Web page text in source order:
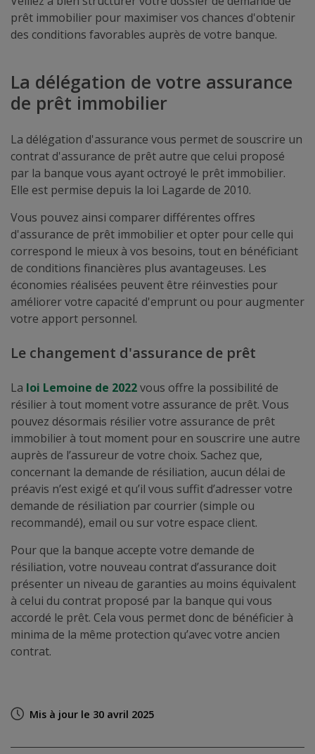
prêt immobilier pour maximiser vos chances d'obtenir
des conditions favorables auprès de votre banque.
La délégation de votre assurance
de prêt immobilier
La délégation d'assurance vous permet de souscrire un
contrat d'assurance de prêt autre que celui proposé
par la banque vous ayant octroyé le prêt immobilier.
Elle est permise depuis la loi Lagarde de 2010.
Vous pouvez ainsi comparer différentes offres
d'assurance de prêt immobilier et opter pour celle qui
correspond le mieux à vos besoins, tout en bénéficiant
de conditions financières plus avantageuses. Les
économies réalisées peuvent être réinvesties pour
améliorer votre capacité d'emprunt ou pour augmenter
votre apport personnel.
Le changement d'assurance de prêt
La loi Lemoine de 2022vous offre la possibilité de
résilier à tout moment votre assurance de prêt. Vous
pouvez désormais résilier votre assurance de prêt
immobilier à tout moment pour en souscrire une autre
auprès de l’assureur de votre choix. Sachez que,
concernant la demande de résiliation, aucun délai de
préavis n’est exigé et qu’il vous suffit d’adresser votre
demande de résiliation par courrier (simple ou
recommandé), email ou sur votre espace client.
Pour que la banque accepte votre demande de
résiliation, votre nouveau contrat d’assurance doit
présenter un niveau de garanties au moins équivalent
à celui du contrat proposé par la banque qui vous
accordé le prêt. Cela vous permet donc de bénéficier à
minima de la même protection qu’avec votre ancien
contrat.
Mis à jour le 30 avril 2025